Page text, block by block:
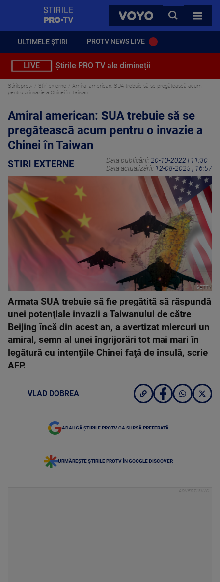
VOYO
CAUTA
TOATE
ULTIMELE ȘTIRI PROTV NEWS LIVE
LIVE Știrile PRO TV ale dimineții
Stirileprotv Stiri externe
Amiral american: SUA trebuie să se pregătească acum
pentru o invazie a Chinei în Taiwan
Amiral american: SUA trebuie să se
pregătească acum pentru o invazie a
Chinei în Taiwan
STIRI EXTERNE Data publicării: 20-10-2022 | 11:30
Data actualizării: 12-08-2025 | 16:57
GETTY
Armata SUA trebuie să fie pregătită să răspundă
unei potenţiale invazii a Taiwanului de către
Beijing încă din acest an, a avertizat miercuri un
amiral, semn al unei îngrijorări tot mai mari în
legătură cu intenţiile Chinei faţă de insulă, scrie
AFP.
VLAD DOBREA
ADAUGĂ ȘTIRILE PROTV CA SURSĂ PREFERATĂ
URMĂREȘTE ȘTIRILE PROTV ÎN GOOGLE DISCOVER